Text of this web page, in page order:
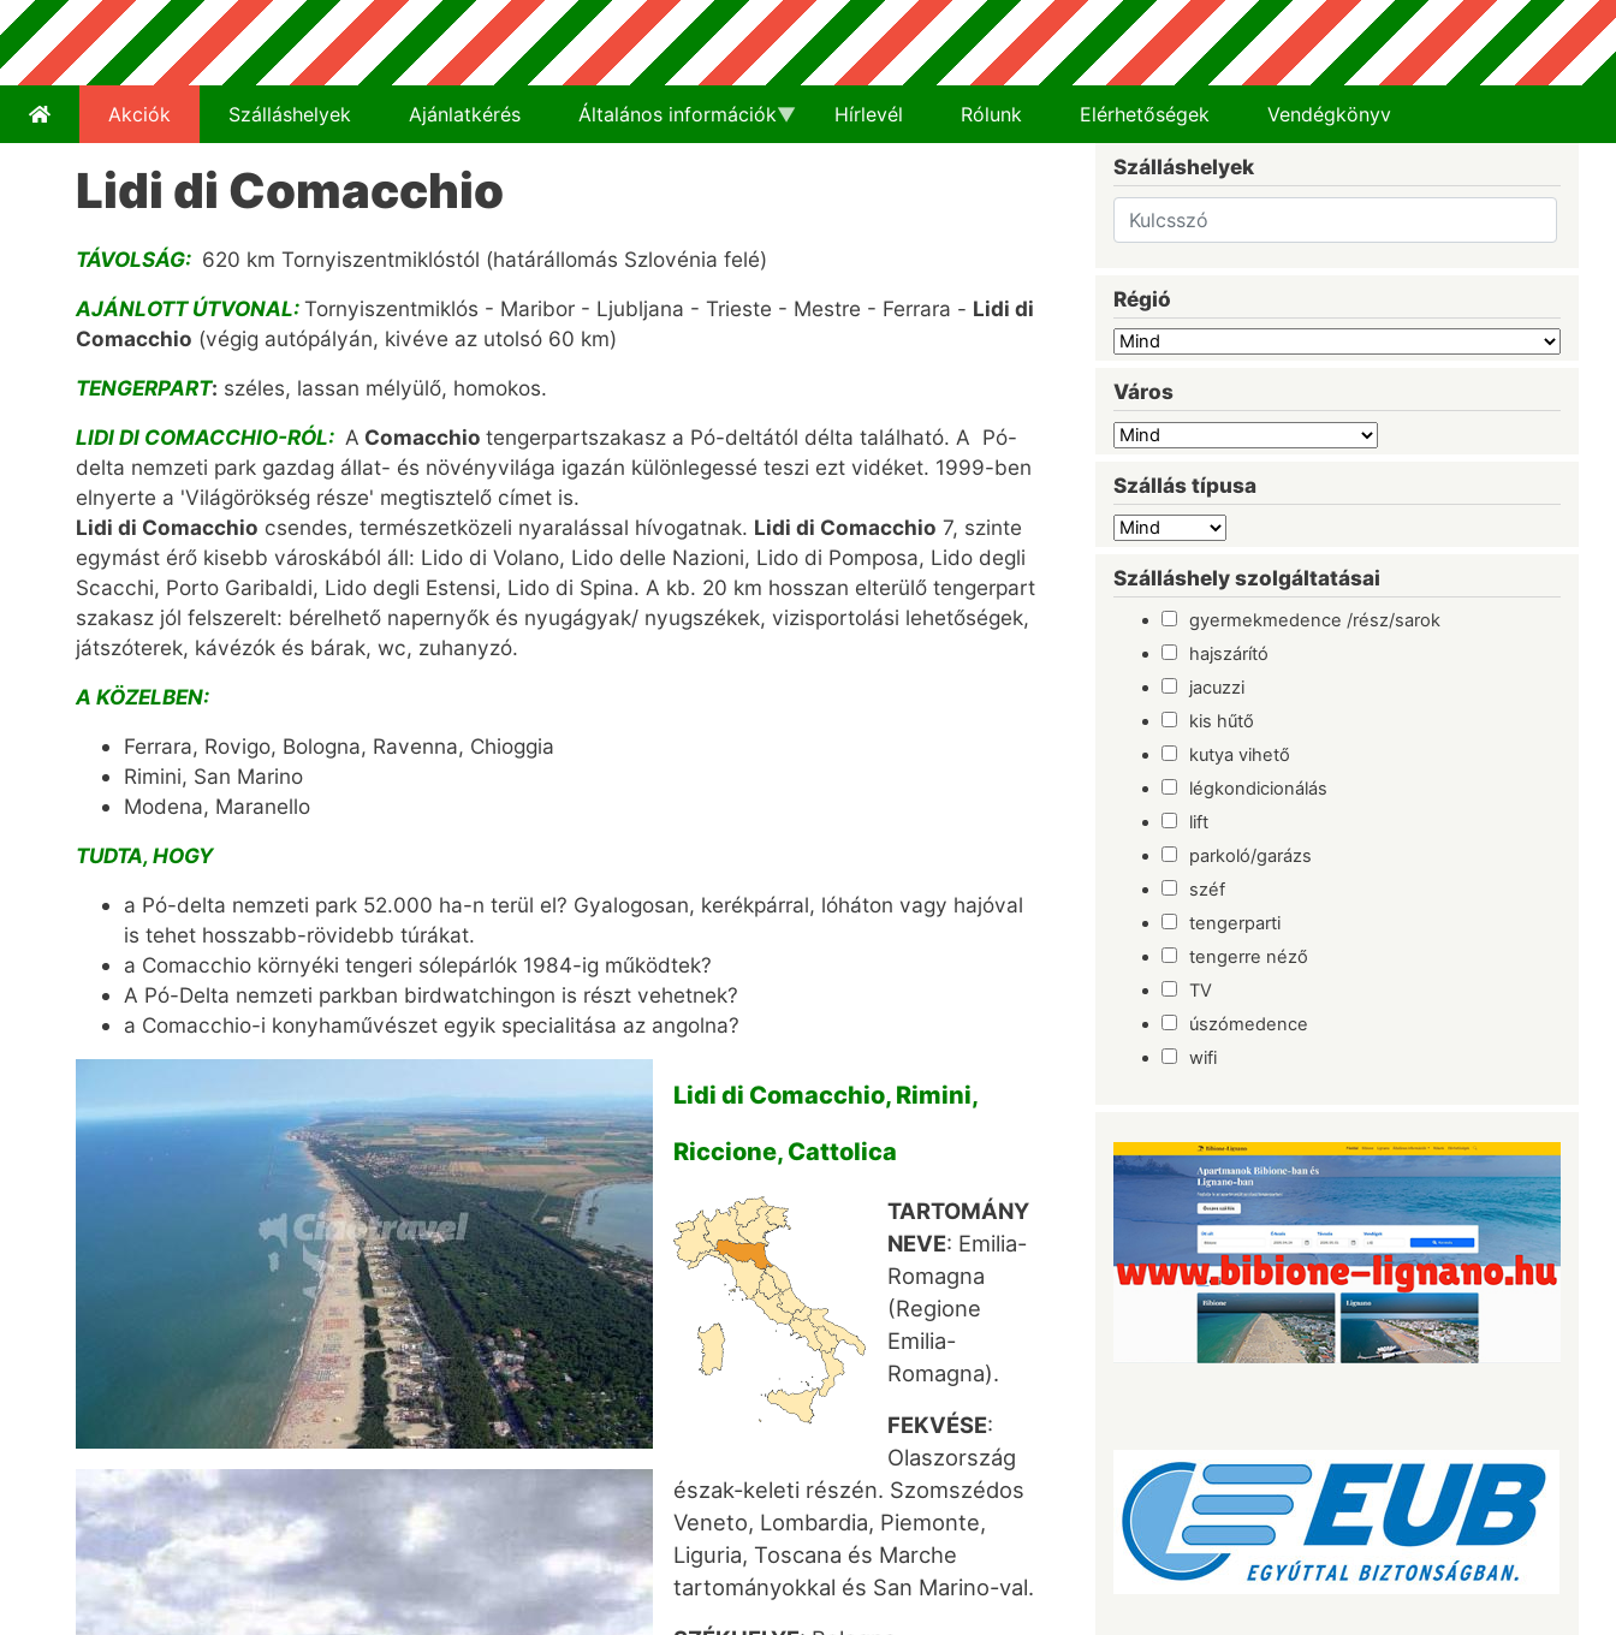
Akciók Szálláshelyek Ajánlatkérés Általános információk Hírlevél Rólunk Elérhetőségek Vendégkönyv
Lidi di Comacchio
TÁVOLSÁG: 620 km Tornyiszentmiklóstól (határállomás Szlovénia felé)
AJÁNLOTT ÚTVONAL:Tornyiszentmiklós - Maribor - Ljubljana - Trieste - Mestre - Ferrara - Lidi di
Comacchio (végig autópályán, kivéve az utolsó 60 km)
TENGERPART: széles, lassan mélyülő, homokos.
LIDI DI COMACCHIO-RÓL: A Comacchio tengerpartszakasz a Pó-deltától délta található. A Pó-
delta nemzeti park gazdag állat- és növényvilága igazán különlegessé teszi ezt vidéket. 1999-ben
elnyerte a 'Világörökség része' megtisztelő címet is.
Lidi di Comacchio csendes, természetközeli nyaralással hívogatnak. Lidi di Comacchio 7, szinte
egymást érő kisebb városkából áll: Lido di Volano, Lido delle Nazioni, Lido di Pomposa, Lido degli
Scacchi, Porto Garibaldi, Lido degli Estensi, Lido di Spina. A kb. 20 km hosszan elterülő tengerpart
szakasz jól felszerelt: bérelhető napernyők és nyugágyak/ nyugszékek, vizisportolási lehetőségek,
játszóterek, kávézók és bárak, wc, zuhanyzó.
A KÖZELBEN:
Ferrara, Rovigo, Bologna, Ravenna, Chioggia
Rimini, San Marino
Modena, Maranello
TUDTA, HOGY
a Pó-delta nemzeti park 52.000 ha-n terül el? Gyalogosan, kerékpárral, lóháton vagy hajóval
is tehet hosszabb-rövidebb túrákat.
a Comacchio környéki tengeri sólepárlók 1984-ig működtek?
A Pó-Delta nemzeti parkban birdwatchingon is részt vehetnek?
a Comacchio-i konyhaművészet egyik specialitása az angolna?
Lidi di Comacchio, Rimini,
Riccione, Cattolica
TARTOMÁNY
NEVE: Emilia-
Romagna
(Regione
Emilia-
Romagna).
FEKVÉSE:
Olaszország
észak-keleti részén. Szomszédos
Veneto, Lombardia, Piemonte,
Liguria, Toscana és Marche
tartományokkal és San Marino-val.
Szálláshelyek
Régió
Város
Szállás típusa
Szálláshely szolgáltatásai
gyermekmedence /rész/sarok
hajszárító
jacuzzi
kis hűtő
kutya vihető
légkondicionálás
lift
parkoló/garázs
széf
tengerparti
tengerre néző
TV
úszómedence
wifi